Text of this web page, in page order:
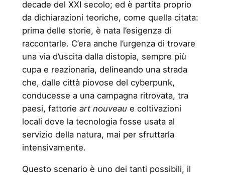
decade del XXI secolo; ed è partita proprio
da dichiarazioni teoriche, come quella citata:
prima delle storie, è nata l’esigenza di
raccontarle. C’era anche l’urgenza di trovare
una via d’uscita dalla distopia, sempre più
cupa e reazionaria, delineando una strada
che, dalle città piovose del cyberpunk,
conducesse a una campagna ritrovata, tra
paesi, fattorie art nouveaue coltivazioni
locali dove la tecnologia fosse usata al
servizio della natura, mai per sfruttarla
intensivamente.
Questo scenario è uno dei tanti possibili, il